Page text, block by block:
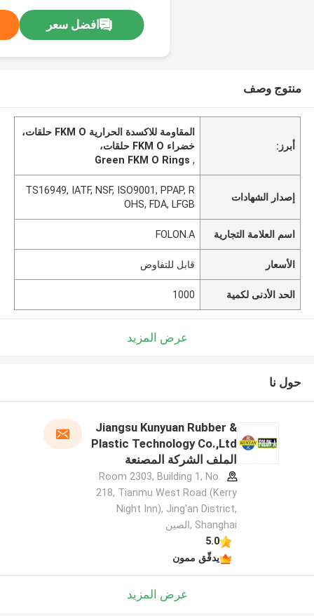
افضل سعر
منتوج وصف
أبرز:
المقاومة للاكسدة الحرارية FKM O حلقات،
خضراء FKM O حلقات،
,
Green FKM O Rings
إصدار الشهادات
TS16949, IATF, NSF, ISO9001, PPAP, R
OHS, FDA, LFGB
اسم العلامة التجارية FOLON.A
الأسعار قابل للتفاوض
الحد الأدنى لكمية 1000
عرض المزيد
حول نا
Jiangsu Kunyuan Rubber &
Plastic Technology Co.,Ltd
الملف الشركة المصنعة
Room 2303, Building 1, No.
218, Tianmu West Road (Kerry
Night Inn), Jing'an District,
Shanghai ,الصين
5.0
يدقّق ممون
عرض المزيد